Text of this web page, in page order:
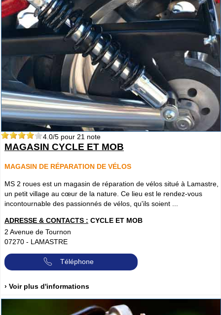
4.0/5 pour 21 note
MAGASIN CYCLE ET MOB
MAGASIN DE RÉPARATION DE VÉLOS
MS 2 roues est un magasin de réparation de vélos situé à Lamastre,
un petit village au cœur de la nature. Ce lieu est le rendez-vous
incontournable des passionnés de vélos, qu'ils soient ...
ADRESSE & CONTACTS : CYCLE ET MOB
2 Avenue de Tournon
07270 - LAMASTRE
Téléphone
› Voir plus d'informations